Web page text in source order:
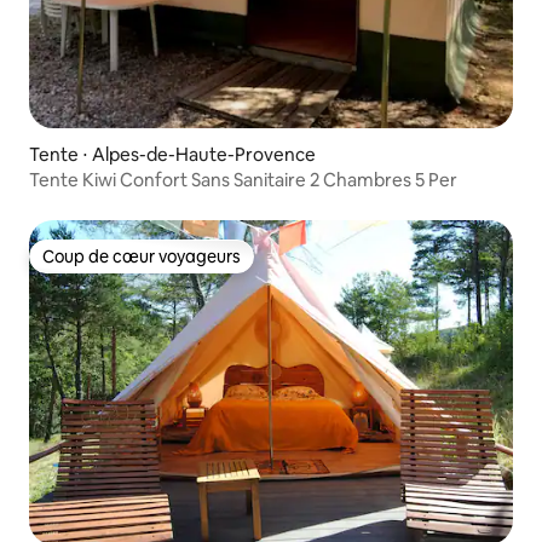
Tente ⋅ Alpes-de-Haute-Provence
Tente Kiwi Confort Sans Sanitaire 2 Chambres 5 Per
Coup de cœur voyageurs
Coup de cœur voyageurs